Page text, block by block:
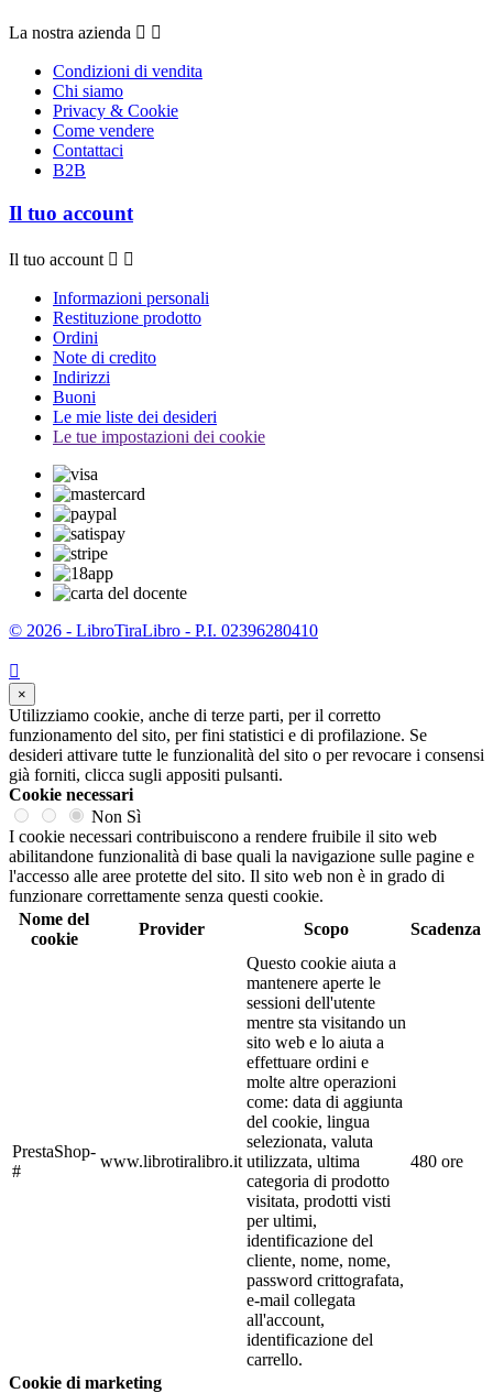
La nostra azienda  
Condizioni di vendita
Chi siamo
Privacy & Cookie
Come vendere
Contattaci
B2B
Il tuo account
Il tuo account  
Informazioni personali
Restituzione prodotto
Ordini
Note di credito
Indirizzi
Buoni
Le mie liste dei desideri
Le tue impostazioni dei cookie
© 2026 - LibroTiraLibro - P.I. 02396280410

×
Utilizziamo cookie, anche di terze parti, per il corretto
funzionamento del sito, per fini statistici e di profilazione. Se
desideri attivare tutte le funzionalità del sito o per revocare i consensi
già forniti, clicca sugli appositi pulsanti.
Cookie necessari
Non Sì
I cookie necessari contribuiscono a rendere fruibile il sito web
abilitandone funzionalità di base quali la navigazione sulle pagine e
l'accesso alle aree protette del sito. Il sito web non è in grado di
funzionare correttamente senza questi cookie.
Nome del
cookie
Provider Scopo Scadenza
PrestaShop-
#
www.librotiralibro.it
Questo cookie aiuta a
mantenere aperte le
sessioni dell'utente
mentre sta visitando un
sito web e lo aiuta a
effettuare ordini e
molte altre operazioni
come: data di aggiunta
del cookie, lingua
selezionata, valuta
utilizzata, ultima
categoria di prodotto
visitata, prodotti visti
per ultimi,
identificazione del
cliente, nome, nome,
password crittografata,
e-mail collegata
all'account,
identificazione del
carrello.
480 ore
Cookie di marketing